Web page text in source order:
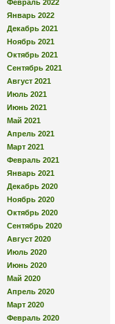
Февраль 2022
Январь 2022
Декабрь 2021
Ноябрь 2021
Октябрь 2021
Сентябрь 2021
Август 2021
Июль 2021
Июнь 2021
Май 2021
Апрель 2021
Март 2021
Февраль 2021
Январь 2021
Декабрь 2020
Ноябрь 2020
Октябрь 2020
Сентябрь 2020
Август 2020
Июль 2020
Июнь 2020
Май 2020
Апрель 2020
Март 2020
Февраль 2020